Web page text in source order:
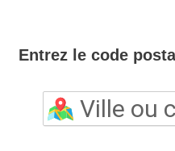
Entrez le code